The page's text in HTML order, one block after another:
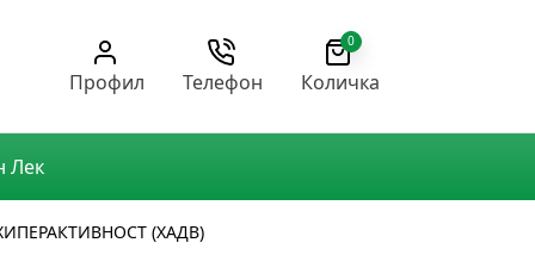
Профил Телефон
0
Количка
Лек
(ХАДВ)